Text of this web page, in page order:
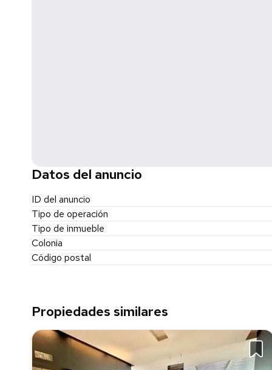
Datos del anuncio
ID del anuncio
Tipo de operación
Tipo de inmueble
Colonia
Código postal
Propiedades similares